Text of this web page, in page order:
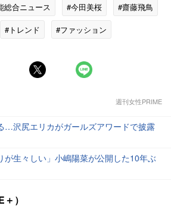
総合ニュース #今田美桜
#齋藤飛鳥
#トレンド #ファッション
週刊女性PRIME
…沢尻エリカがガールズアワードで披露
が生々しい」小嶋陽菜が公開した10年ぶ
）